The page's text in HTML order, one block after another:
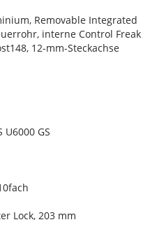
Removable Integrated
interne Control Freak
12-mm-Steckachse
U6000 GS
Lock, 203 mm